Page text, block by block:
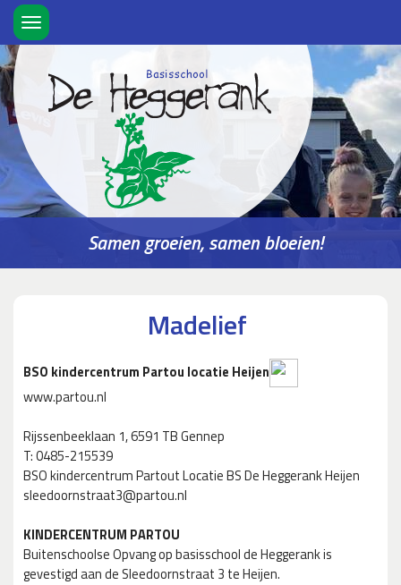
Toggle
navigation
Samen groeien, samen bloeien!
Madelief
BSO kindercentrum Partou locatie Heijen
www.partou.nl
Rijssenbeeklaan 1, 6591 TB Gennep
T: 0485-215539
BSO kindercentrum Partout Locatie BS De Heggerank Heijen
sleedoornstraat3@partou.nl
KINDERCENTRUM PARTOU
Buitenschoolse Opvang op basisschool de Heggerank is
gevestigd aan de Sleedoornstraat 3 te Heijen.